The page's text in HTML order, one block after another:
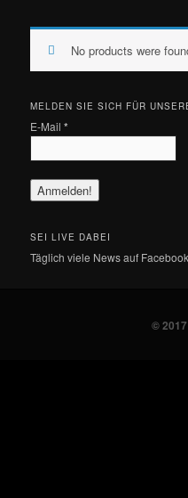
No products were
MELDEN SIE SICH FÜR
E-Mail*
SEI LIVE DABEI
Täglich viele News auf
©